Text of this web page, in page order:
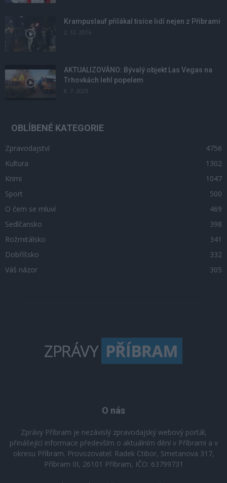
Krampuslauf přilákal tisíce lidí nejen z Příbrami
2. 12. 2016
AKTUALIZOVÁNO: Bývalý objekt Las Vegas na
Trhovkách lehl popelem
8. 7. 2023
OBLÍBENÉ KATEGORIE
Zpravodajství
4756
Kultura
1302
Krimi
1047
Sport
500
O čem se mluví
469
Sedlčansko
398
Rožmitálsko
341
Dobříšsko
332
Váš názor
305
O nás
Zprávy Příbram je nezávislý zpravodajský webový portál,
přinášející informace především o aktuálním dění v Příbrami a v
okresu Příbram. Provozovatel: Radek Ctibor, Smetanova 317,
Příbram III, 26101 Příbram, IČO: 63799731